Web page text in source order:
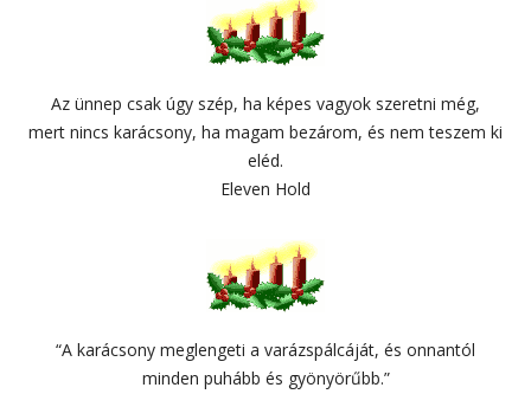
Az ünnep csak úgy szép, ha képes vagyok szeretni még,
mert nincs karácsony, ha magam bezárom, és nem teszem ki
eléd.
Eleven Hold
“A karácsony meglengeti a varázspálcáját, és onnantól
minden puhább és gyönyörűbb.”